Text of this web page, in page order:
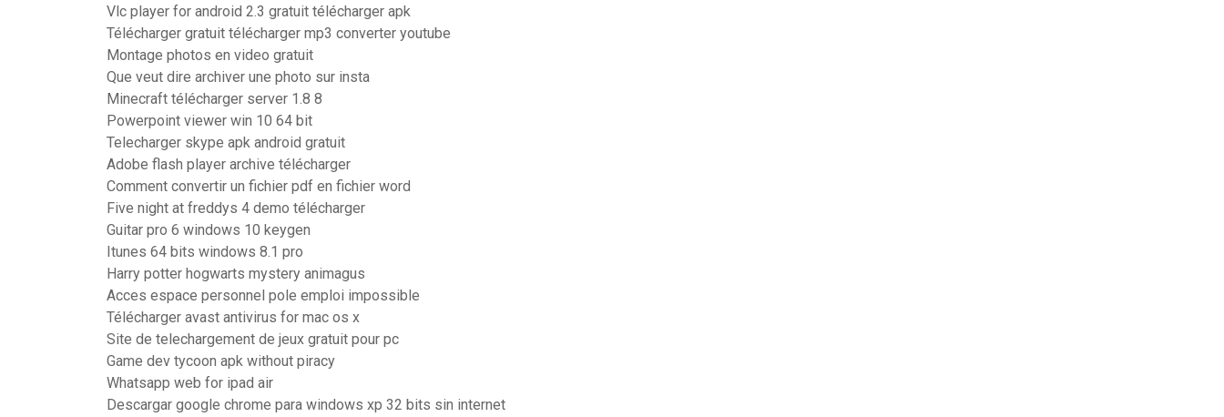
Vlc player for android 2.3 gratuit télécharger apk
Télécharger gratuit télécharger mp3 converter youtube
Montage photos en video gratuit
Que veut dire archiver une photo sur insta
Minecraft télécharger server 1.8 8
Powerpoint viewer win 10 64 bit
Telecharger skype apk android gratuit
Adobe flash player archive télécharger
Comment convertir un fichier pdf en fichier word
Five night at freddys 4 demo télécharger
Guitar pro 6 windows 10 keygen
Itunes 64 bits windows 8.1 pro
Harry potter hogwarts mystery animagus
Acces espace personnel pole emploi impossible
Télécharger avast antivirus for mac os x
Site de telechargement de jeux gratuit pour pc
Game dev tycoon apk without piracy
Whatsapp web for ipad air
Descargar google chrome para windows xp 32 bits sin internet